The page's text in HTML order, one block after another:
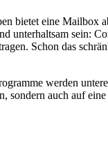
bietet eine Mailbox
unterhaltsam sein:
Schon das
werden
sondern auch auf